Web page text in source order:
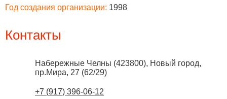
Год создания организации: 1998
Контакты
Набережные Челны (423800), Новый город,
пр.Мира, 27 (62/29)
+7 (917) 396-06-12